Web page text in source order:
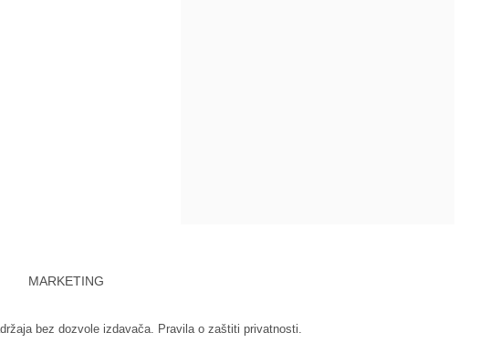
MARKETING
bez dozvole izdavača. Pravila o zaštiti privatnosti.